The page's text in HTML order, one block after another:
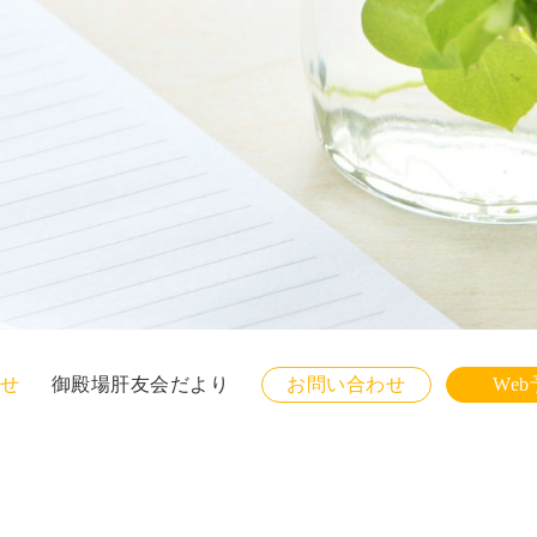
御殿場肝友会だより お問い合わせ Web